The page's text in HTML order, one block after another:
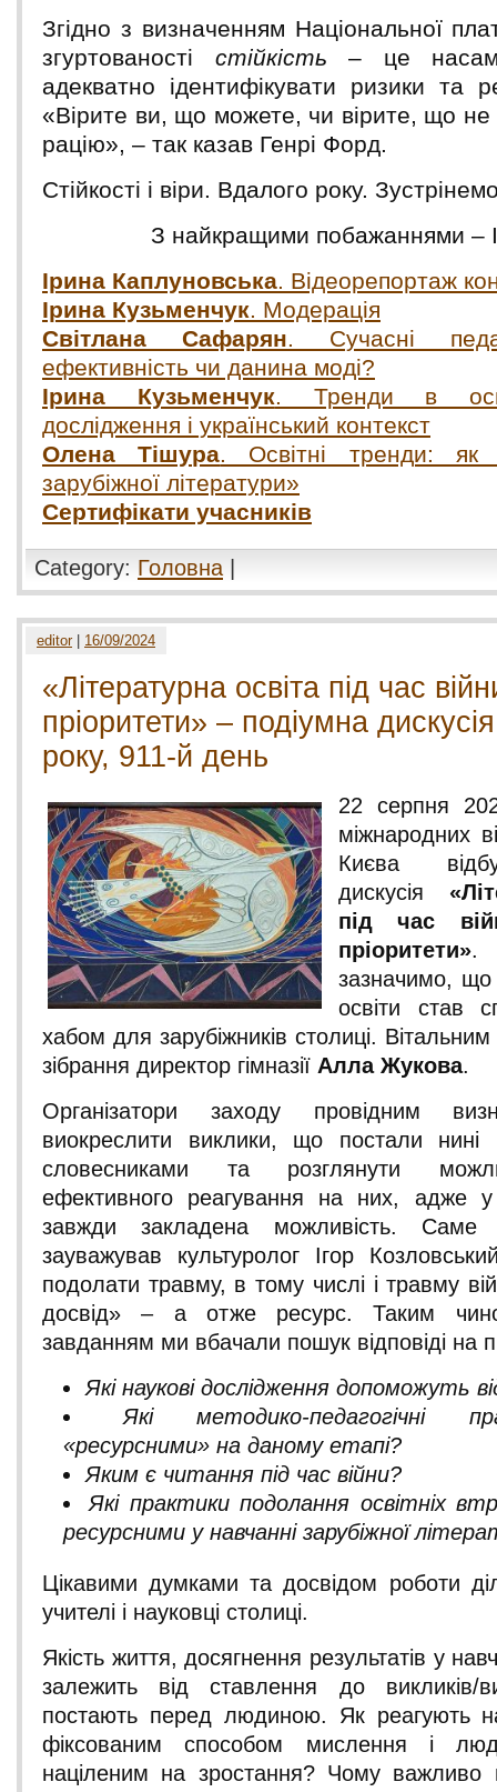
Згідно з визначенням Національної
згуртованості стійкість – це
адекватно ідентифікувати ризики та
«Вірите ви, що можете, чи вірите, що
рацію», – так казав Генрі Форд.
Стійкості і віри. Вдалого року.
З найкращими побажаннями –
Ірина Каплуновська. Відеорепортаж
Ірина Кузьменчук. Модерація
Світлана Сафарян. Сучасні
ефективність чи данина моді?
Ірина Кузьменчук. Тренди в
дослідження і український контекст
Олена Тішура. Освітні тренди: як
зарубіжної літератури»
Сертифікати учасників
Category: Головна
editor| 16/09/2024
«Літературна освіта під час
пріоритети» – подіумна
року, 911-й день
22 серпня
міжнародних
Києва
дискусія
під час
пріоритети».
зазначимо, що
освіти став
хабом для зарубіжників столиці.
зібрання директор гімназії Алла Жукова.
Організатори заходу провідним
виокреслити виклики, що постали нині
словесниками та розглянути
ефективного реагування на них, адже
завжди закладена можливість.
зауважував культуролог Ігор
подолати травму, в тому числі і травму
досвід» – а отже ресурс. Таким
завданням ми вбачали пошук відповіді на
Які наукові дослідження допоможуть
Які методико-педагогічні
«ресурсними» на даному етапі?
Яким є читання під час війни?
Які практики подолання освітніх
ресурсними у навчанні зарубіжної
Цікавими думками та досвідом роботи
учителі і науковці столиці.
Якість життя, досягнення результатів у
залежить від ставлення до викликів/
постають перед людиною. Як реагують
фіксованим способом мислення і
націленим на зростання? Чому важливо